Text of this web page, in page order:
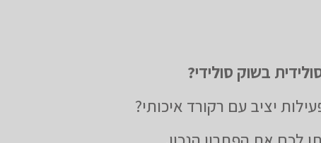
בשוק סולידי?
יציב עם רקורד איכותי?